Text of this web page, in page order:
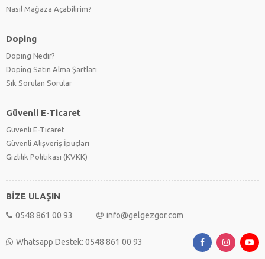
Nasıl Mağaza Açabilirim?
Doping
Doping Nedir?
Doping Satın Alma Şartları
Sık Sorulan Sorular
Güvenli E-Ticaret
Güvenli E-Ticaret
Güvenli Alışveriş İpuçları
Gizlilik Politikası (KVKK)
BİZE ULAŞIN
0548 861 00 93 info@gelgezgor.com
Whatsapp Destek: 0548 861 00 93